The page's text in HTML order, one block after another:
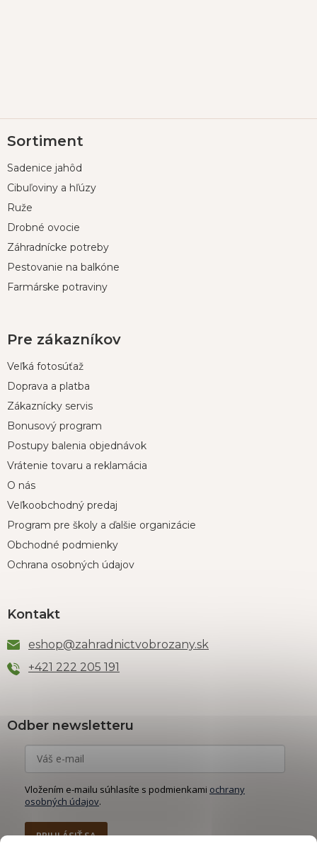
á
ä
Sortiment
Sadenice jahôd
Cibuľoviny a hľúzy
Ruže
Drobné ovocie
Záhradnícke potreby
Pestovanie na balkóne
Farmárske potraviny
Pre zákazníkov
Veľká fotosúťaž
Doprava a platba
Zákaznícky servis
Bonusový program
Postupy balenia objednávok
Vrátenie tovaru a reklamácia
O nás
Veľkoobchodný predaj
Program pre školy a ďalšie organizácie
Obchodné podmienky
Ochrana osobných údajov
Kontakt
eshop@zahradnictvobrozany.sk
+421 222 205 191
Odber newsletteru
Vložením e-mailu súhlasíte s podmienkami ochrany
osobných údajov.
PRIHLÁSIŤ SA